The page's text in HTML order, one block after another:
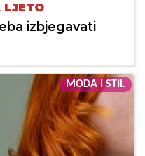
LJETO
izbjegavati
MODA I STIL